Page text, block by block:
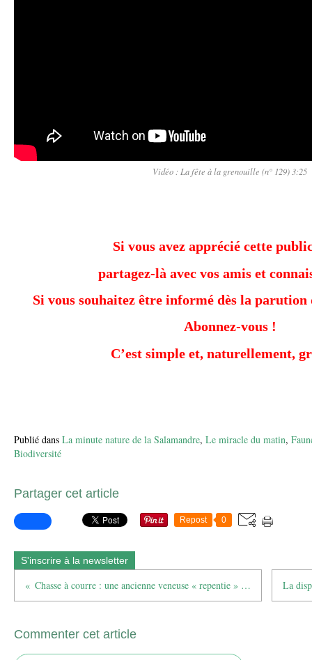
Vidéo : La fête à la grenouille (n° 129) 3:25
Si vous avez apprécié cette
partagez-là avec vos amis et
Si vous souhaitez être informé dès la
Abonnez-vous !
C’est simple et, naturellement,
Publié dans La minute nature de la Salamandre, Le miracle du matin,
Biodiversité
Partager cet article
Repost 0
S'inscrire à la newsletter
Chasse à courre : une ancienne veneuse « repentie » témoigne
Commenter cet article